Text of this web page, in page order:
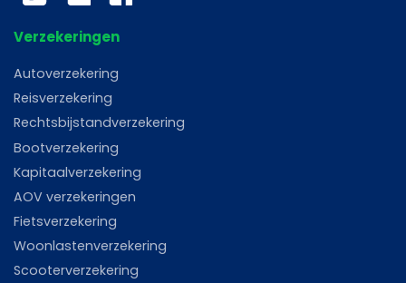
Verzekeringen
Autoverzekering
Reisverzekering
Rechtsbijstandverzekering
Bootverzekering
Kapitaalverzekering
AOV verzekeringen
Fietsverzekering
Woonlastenverzekering
Scooterverzekering